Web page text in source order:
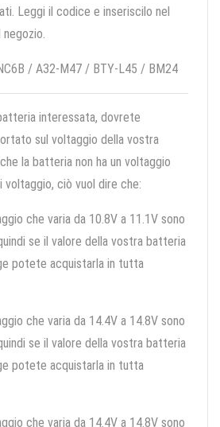
Leggi il codice e inseriscilo nel
/ A32-M47 / BTY-L45 / BM24
interessata, dovrete
sul voltaggio della vostra
la batteria non ha un voltaggio
voltaggio, ciò vuol dire che:
che varia da 10.8V a 11.1V sono
se il valore della vostra batteria
potete acquistarla in tutta
che varia da 14.4V a 14.8V sono
se il valore della vostra batteria
potete acquistarla in tutta
che varia da 14.4V a 14.8V sono